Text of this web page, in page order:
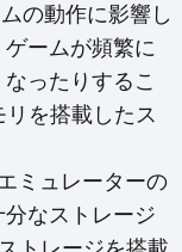
の動作に影響し
ームが頻繁に
ったりするこ
リを搭載したス
ミュレーターの
なストレージ